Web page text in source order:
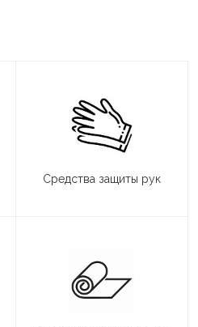
Средства защиты рук